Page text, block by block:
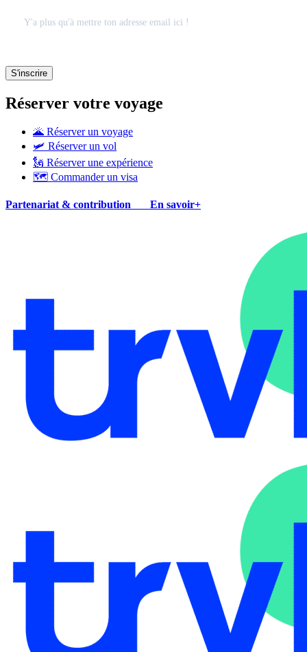
Réserver votre voyage
🌋 Réserver un voyage
🛩 Réserver un vol
🗽 Réserver une expérience
🗺 Commander un visa
Partenariat & contribution En savoir+